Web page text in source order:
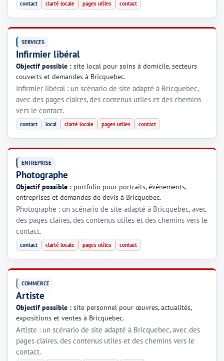
contact clarté locale pages utiles contact
SERVICES
Infirmier libéral
Objectif possible : site local pour soins à domicile, secteurs
couverts et demandes à Bricquebec.
Infirmier libéral : un scénario de site adapté à Bricquebec,
avec des pages claires, des contenus utiles et des chemins
vers le contact.
contact local clarté locale pages utiles contact
ENTREPRISE
Photographe
Objectif possible : portfolio pour portraits, événements,
entreprises et demandes de devis à Bricquebec.
Photographe : un scénario de site adapté à Bricquebec, avec
des pages claires, des contenus utiles et des chemins vers le
contact.
contact clarté locale pages utiles contact
COMMERCE
Artiste
Objectif possible : site personnel pour œuvres, actualités,
expositions et ventes à Bricquebec.
Artiste : un scénario de site adapté à Bricquebec, avec des
pages claires, des contenus utiles et des chemins vers le
contact.